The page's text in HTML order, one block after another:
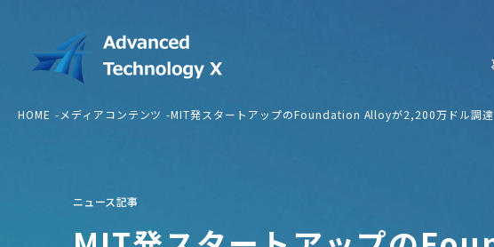
HOME メディアコンテンツ MIT発スタートアップのFoundation Alloyが2,200万ドル調
ニュース記事